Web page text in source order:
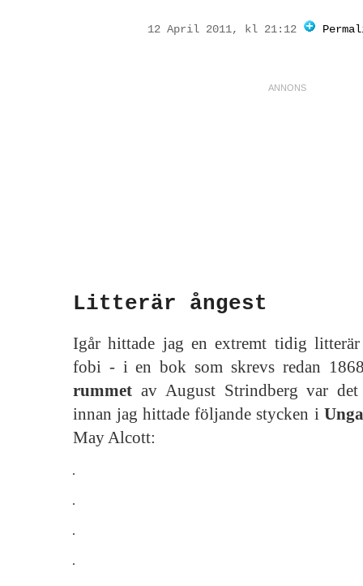
12 April 2011, kl 21:12
Litterär ångest
Igår hittade jag en extremt tidig
fobi - i en bok som skrevs redan
rummet av August Strindberg var det
innan jag hittade följande stycken i
May Alcott: